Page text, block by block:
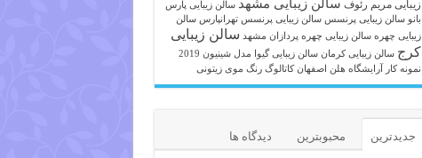
زیبایی مریم رئوف سالن زیبایی مشهد سالن زیبایی پارس
بانو سالن زیبایی پرنسس سالن زیبایی پرنسس تهرانپارس سالن
زیبایی چهره سالن زیبایی چهره پردازان مشهد سالن زیبایی
کرج سالن زیبایی کرمان سالن زیبایی گیوا
مدل شینیون 2019
نمونه کار آرایشگاه هلن اصفهان کاتالوگ رنگ موی زیتونی
جدیدترین محبوبترین دیدگاه ها